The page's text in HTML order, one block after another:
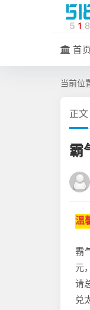
首页
当前位
正文
霸
温
霸
元
请
兑